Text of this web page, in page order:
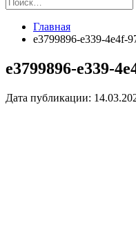
Главная
e3799896-e339-4e4f-
e3799896-e339-
Дата публикации: